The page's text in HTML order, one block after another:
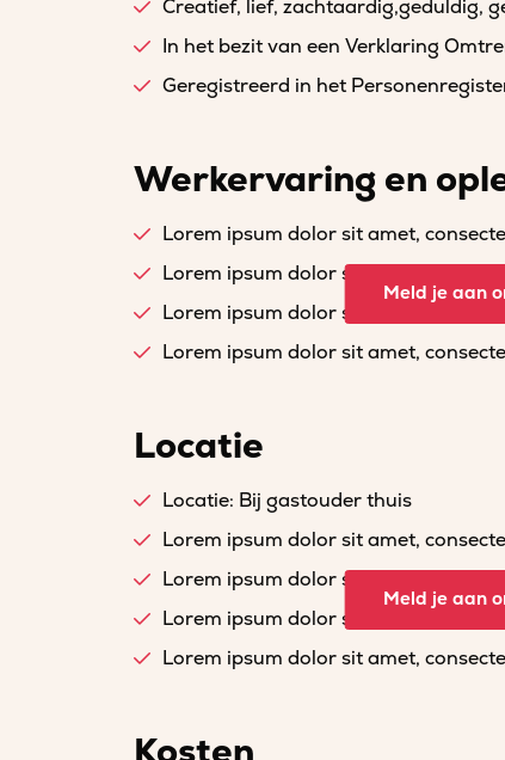
Creatief, lief, zachtaardig,geduldig,
In het bezit van een Verklaring
Geregistreerd in het
Werkervaring en
Lorem ipsum dolor sit amet,
Lorem ipsum dolor sit amet,
Lorem ipsum dolor sit amet,
Lorem ipsum dolor sit amet,
Meld je aan
Locatie
Locatie: Bij gastouder thuis
Lorem ipsum dolor sit amet,
Lorem ipsum dolor sit amet,
Lorem ipsum dolor sit amet,
Lorem ipsum dolor sit amet,
Meld je aan